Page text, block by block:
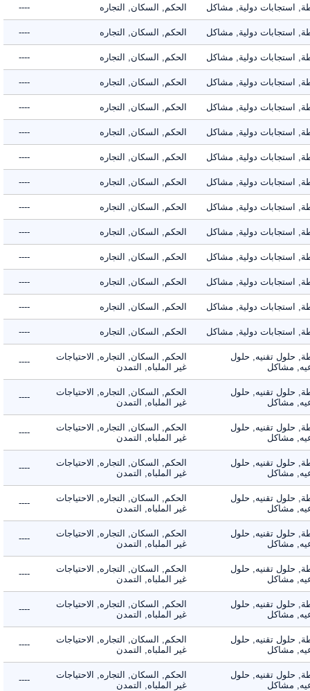
استجابات دولية, مشاكل الحكم, السكان, التجاره ----
استجابات دولية, مشاكل الحكم, السكان, التجاره ----
استجابات دولية, مشاكل الحكم, السكان, التجاره ----
استجابات دولية, مشاكل الحكم, السكان, التجاره ----
استجابات دولية, مشاكل الحكم, السكان, التجاره ----
استجابات دولية, مشاكل الحكم, السكان, التجاره ----
استجابات دولية, مشاكل الحكم, السكان, التجاره ----
استجابات دولية, مشاكل الحكم, السكان, التجاره ----
استجابات دولية, مشاكل الحكم, السكان, التجاره ----
استجابات دولية, مشاكل الحكم, السكان, التجاره ----
استجابات دولية, مشاكل الحكم, السكان, التجاره ----
استجابات دولية, مشاكل الحكم, السكان, التجاره ----
استجابات دولية, مشاكل الحكم, السكان, التجاره ----
استجابات دولية, مشاكل الحكم, السكان, التجاره ----
حلول تقنيه, حلول
مشاكل
الحكم, السكان, التجاره, الاحتياجات
غير الملباه, التمدن
----
حلول تقنيه, حلول
مشاكل
الحكم, السكان, التجاره, الاحتياجات
غير الملباه, التمدن
----
حلول تقنيه, حلول
مشاكل
الحكم, السكان, التجاره, الاحتياجات
غير الملباه, التمدن
----
حلول تقنيه, حلول
مشاكل
الحكم, السكان, التجاره, الاحتياجات
غير الملباه, التمدن
----
حلول تقنيه, حلول
مشاكل
الحكم, السكان, التجاره, الاحتياجات
غير الملباه, التمدن
----
حلول تقنيه, حلول
مشاكل
الحكم, السكان, التجاره, الاحتياجات
غير الملباه, التمدن
----
حلول تقنيه, حلول
مشاكل
الحكم, السكان, التجاره, الاحتياجات
غير الملباه, التمدن
----
حلول تقنيه, حلول
مشاكل
الحكم, السكان, التجاره, الاحتياجات
غير الملباه, التمدن
----
حلول تقنيه, حلول
مشاكل
الحكم, السكان, التجاره, الاحتياجات
غير الملباه, التمدن
----
حلول تقنيه, حلول
مشاكل
الحكم, السكان, التجاره, الاحتياجات
غير الملباه, التمدن
----